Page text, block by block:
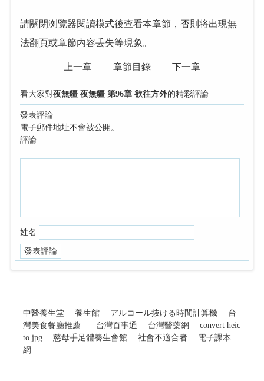
請關閉浏覽器閱讀模式後查看本章節，否則将出現無
法翻頁或章節内容丢失等現象。
上一章 章節目錄 下一章
看大家對夜無疆 夜無疆 第96章 欲往方外的精彩評論
發表評論
電子郵件地址不會被公開。
評論
姓名
中醫養生堂 養生館 アルコール抜ける時間計算機
台
灣美食餐廳推薦
台灣百事通 台灣醫藥網
convert heic
to jpg
慈母手足體養生會館 社會不適合者
電子課本
網